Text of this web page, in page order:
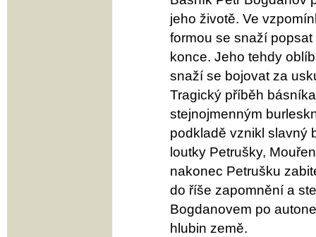
jeho životě. Ve
formou se snaží
konce. Jeho tehdy
snaží se bojovat za
Tragický příběh
stejnojmenným
podkladě vznikl slavný
loutky Petrušky,
nakonec Petrušku
do říše zapomnění a
Bogdanovem po
hlubin země.